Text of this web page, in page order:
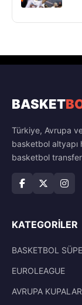
BASKET
Türkiye, Avrupa
basketbol altyapı
basketbol
KATEGORILER
BASKETBOL
EUROLEAGUE
AVRUPA